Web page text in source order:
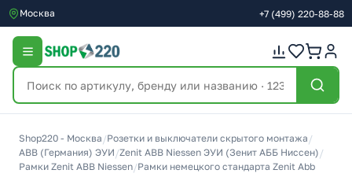
Москва +7 (499) 220-88-88
Shop220 - Москва /Розетки и выключатели скрытого монтажа /
ABB (Германия) ЭУИ /Zenit ABB Niessen ЭУИ (Зенит АББ Ниссен) /
Рамки Zenit ABB Niessen/Рамки немецкого стандарта Zenit Abb